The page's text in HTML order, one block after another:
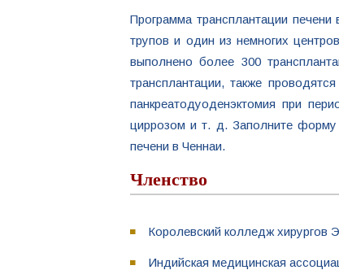
Программа трансплантации
трупов и один из немногих
выполнено более 300
трансплантации, также
панкреатодуоденэктомия при
циррозом и т. д. Заполните форму
печени в Ченнаи.
Членство
Королевский колледж хирургов
Индийская медицинская